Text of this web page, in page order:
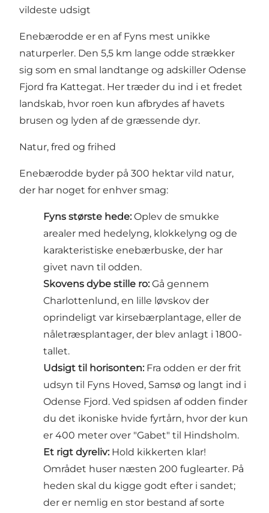
vildeste udsigt
Enebærodde er en af Fyns mest unikke
naturperler. Den 5,5 km lange odde strækker
sig som en smal landtange og adskiller Odense
Fjord fra Kattegat. Her træder du ind i et fredet
landskab, hvor roen kun afbrydes af havets
brusen og lyden af de græssende dyr.
Natur, fred og frihed
Enebærodde byder på 300 hektar vild natur,
der har noget for enhver smag:
Fyns største hede: Oplev de smukke
arealer med hedelyng, klokkelyng og de
karakteristiske enebærbuske, der har
givet navn til odden.
Skovens dybe stille ro: Gå gennem
Charlottenlund, en lille løvskov der
oprindeligt var kirsebærplantage, eller de
nåletræsplantager, der blev anlagt i 1800-
tallet.
Udsigt til horisonten: Fra odden er der frit
udsyn til Fyns Hoved, Samsø og langt ind i
Odense Fjord. Ved spidsen af odden finder
du det ikoniske hvide fyrtårn, hvor der kun
er 400 meter over "Gabet" til Hindsholm.
Et rigt dyreliv: Hold kikkerten klar!
Området huser næsten 200 fuglearter. På
heden skal du kigge godt efter i sandet;
der er nemlig en stor bestand af sorte